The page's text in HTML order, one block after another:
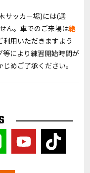
サッカー場)には(選
ん。車でのご来場は絶
利用いただきますよう
等により練習開始時間が
めご了承ください。